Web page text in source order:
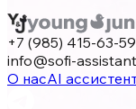
+7 (985) 415-63-59
info@sofi-
О насAI